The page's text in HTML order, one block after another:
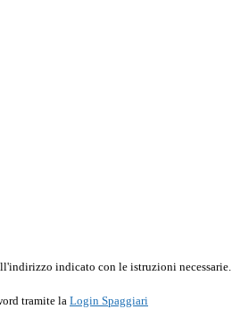
indicato con le istruzioni necessarie.
tramite la Login Spaggiari